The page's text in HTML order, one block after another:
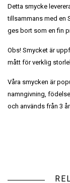
Detta smycke
tillsammans med en
ges bort som en fin
Obs! Smycket är
mått för verklig
Våra smycken är
namngivning,
och används från 3